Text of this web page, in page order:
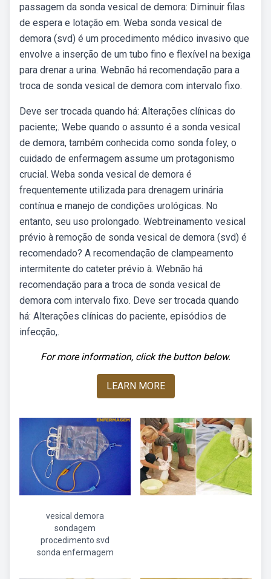
passagem da sonda vesical de demora: Diminuir filas
de espera e lotação em. Weba sonda vesical de
demora (svd) é um procedimento médico invasivo que
envolve a inserção de um tubo fino e flexível na bexiga
para drenar a urina. Webnão há recomendação para a
troca de sonda vesical de demora com intervalo fixo.
Deve ser trocada quando há: Alterações clínicas do
paciente;. Webe quando o assunto é a sonda vesical
de demora, também conhecida como sonda foley, o
cuidado de enfermagem assume um protagonismo
crucial. Weba sonda vesical de demora é
frequentemente utilizada para drenagem urinária
contínua e manejo de condições urológicas. No
entanto, seu uso prolongado. Webtreinamento vesical
prévio à remoção de sonda vesical de demora (svd) é
recomendado? A recomendação de clampeamento
intermitente do cateter prévio à. Webnão há
recomendação para a troca de sonda vesical de
demora com intervalo fixo. Deve ser trocada quando
há: Alterações clínicas do paciente, episódios de
infecção,.
For more information, click the button below.
LEARN MORE
vesical demora
sondagem
procedimento svd
sonda enfermagem